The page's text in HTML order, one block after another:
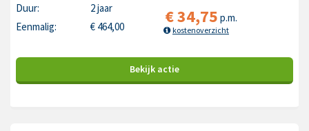
Duur:
2 jaar
Eenmalig:
€ 464,00 €34,75 p.m.
kostenoverzicht
Bekijk actie